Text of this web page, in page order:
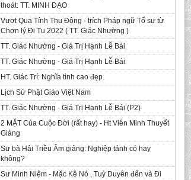
thoát: TT. MINH ĐẠO
Vượt Qua Tính Thụ Động - trích Pháp ngữ Tổ sư từ
Chơn lý Đi Tu 2022 ( TT. Giác Nhường )
TT. Giác Nhường - Giá Trị Hạnh Lễ Bái
TT. Giác Nhường - Giá Trị Hạnh Lễ Bái
HT. Giác Trí: Nghĩa tình cao đẹp.
Lịch Sử Phật Giáo Việt Nam
TT. Giác Nhường - Giá Trị Hạnh Lễ Bái (P2)
2 MẶT Của Cuộc Đời (rất hay) - Ht Viên Minh Thuyết
Giảng
Sư bà Hải Triều Âm giảng: Nghiệp tánh có hay
không?
Sư Minh Niệm - Mặc Kệ Nó , Tuỳ Duyên đến và Đi